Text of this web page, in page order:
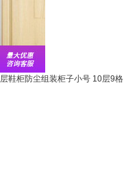
鞋柜防尘组装柜子小号 10层9格